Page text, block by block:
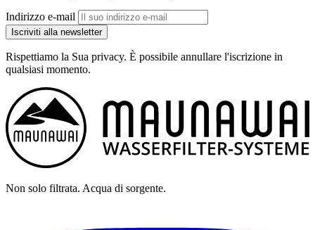
Indirizzo e-mail
Iscriviti alla newsletter
Rispettiamo la Sua privacy. È possibile annullare l'iscrizione in
qualsiasi momento.
Non solo filtrata. Acqua di sorgente.